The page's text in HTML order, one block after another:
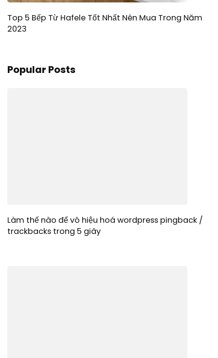
Top 5 Bếp Từ Hafele Tốt Nhất Nên Mua Trong Năm
2023
Popular Posts
Làm thế nào để vô hiệu hoá wordpress pingback /
trackbacks trong 5 giây